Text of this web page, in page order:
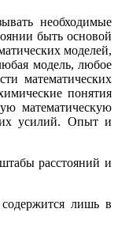
необходимые
быть основой
моделей,
модель, любое
математических
понятия
математическую
усилий. Опыт и
расстояний и
содержится лишь в